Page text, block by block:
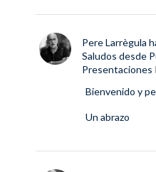
Pere Larrègula
Saludos desde
Presentaciones
Bienvenido y
Un abrazo